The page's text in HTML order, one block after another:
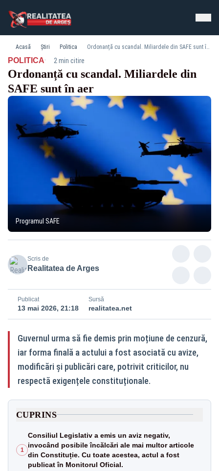
Acasă Știri Politica Ordonanță cu scandal. Miliardele din SAFE sunt în aer
POLITICA· 2 min citire
Ordonanță cu scandal. Miliardele din
SAFE sunt în aer
Programul SAFE
Scris de
Realitatea de Arges
Publicat
13 mai 2026, 21:18
Sursă
realitatea.net
Guvernul urma să fie demis prin moțiune de cenzură,
iar forma finală a actului a fost asociată cu avize,
modificări și publicări care, potrivit criticilor, nu
respectă exigențele constituționale.
CUPRINS
1
Consiliul Legislativ a emis un aviz negativ,
invocând posibile încălcări ale mai multor articole
din Constituție. Cu toate acestea, actul a fost
publicat în Monitorul Oficial.